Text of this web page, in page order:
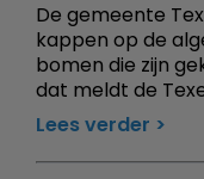
De gemeente
kappen op de
bomen die zijn
dat meldt de
Lees verder